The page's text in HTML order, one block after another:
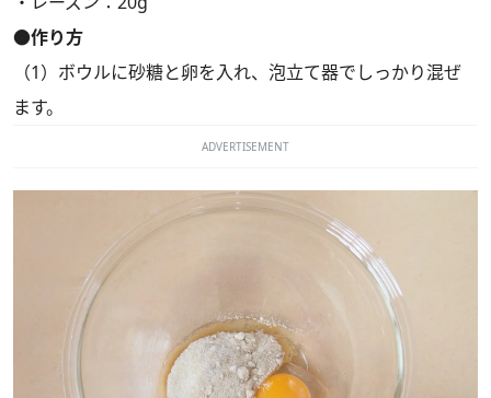
●作り方
（1）ボウルに砂糖と卵を入れ、泡立て器でしっかり混ぜ
ます。
ADVERTISEMENT